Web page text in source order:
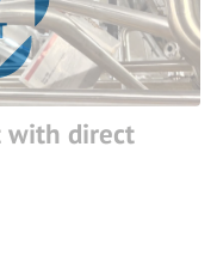
with direct